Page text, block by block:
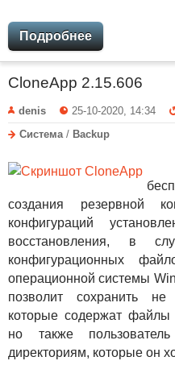
Подробнее
CloneApp 2.15.606
denis 25-10-2020, 14:34
Система / Backup
создания резервной
конфигураций
восстановления, в
конфигурационных
операционной системы
позволит сохранить не
которые содержат файлы
но также
директориям, которые он